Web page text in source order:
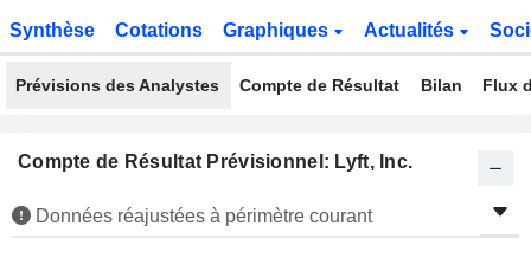
Synthèse Cotations Graphiques Actualités
Prévisions des Analystes Compte de Résultat Bilan Flux
Compte de Résultat Prévisionnel: Lyft, Inc.
Données réajustées à périmètre courant